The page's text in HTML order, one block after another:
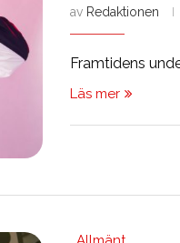
av Redaktionen
Framtidens
Läs mer